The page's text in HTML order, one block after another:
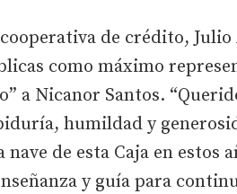
de crédito, Julio
como máximo
a Nicanor Santos.
humildad y
de esta Caja en estos
y guía para